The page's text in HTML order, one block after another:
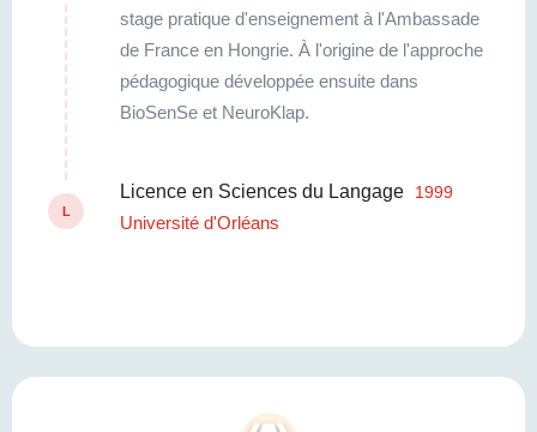
stage pratique d'enseignement à l'Ambassade
de France en Hongrie. À l'origine de l'approche
pédagogique développée ensuite dans
BioSenSe et NeuroKlap.
L
Licence en Sciences du Langage 1999
Université d'Orléans